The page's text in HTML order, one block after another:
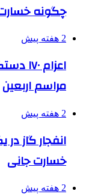
چگونه
2 هفته پیش
اعزام
مراسم اربعین
2 هفته پیش
انفجار گاز
خسارت جانی
2 هفته پیش